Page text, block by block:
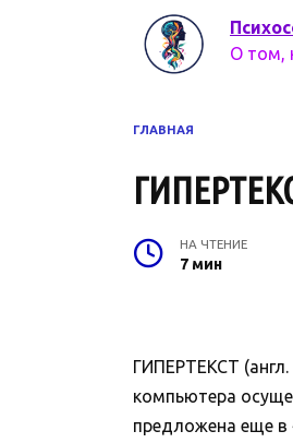
О том,
ГЛАВНАЯ
НА ЧТЕНИЕ
7 мин
ГИПЕРТЕКСТ
компьютера
предложена еще в